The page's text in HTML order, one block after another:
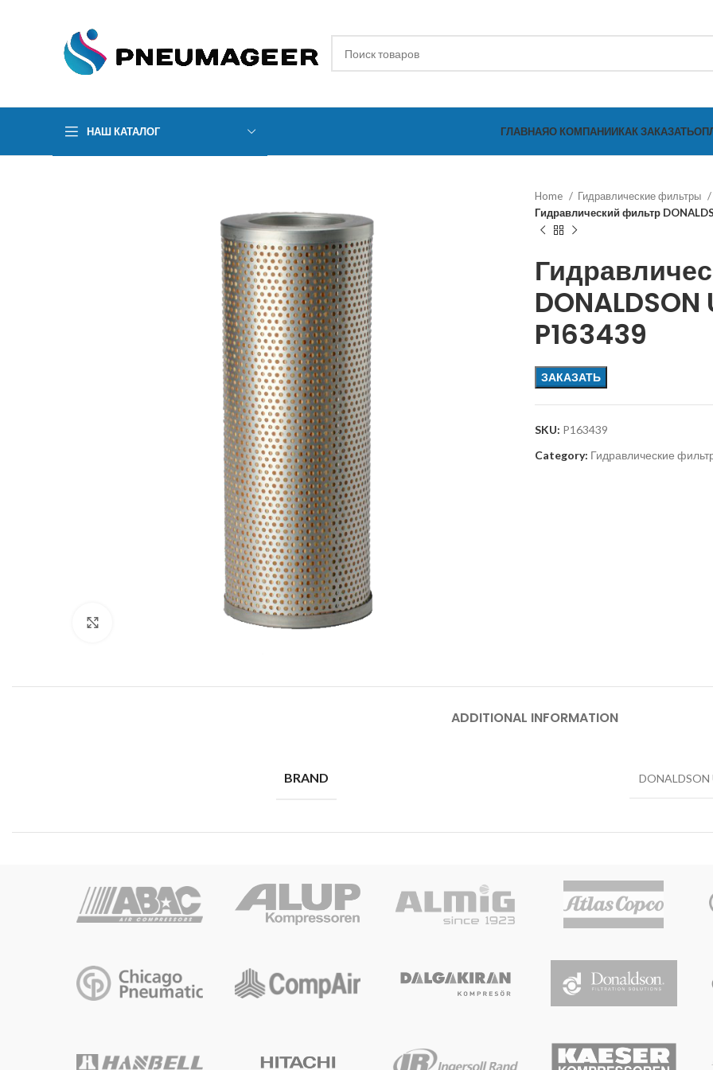
НАШ КАТАЛОГ ГЛАВНАЯО КОМПАНИИКАК ЗАКАЗАТЬ
Home
Гидравлические фильтры
Гидравлический фильтр
DONALDSON
P163439
ЗАКАЗАТЬ
SKU: P163439
Category: Гидравлические
ADDITIONAL INFORMATION
BRAND DONALDSON